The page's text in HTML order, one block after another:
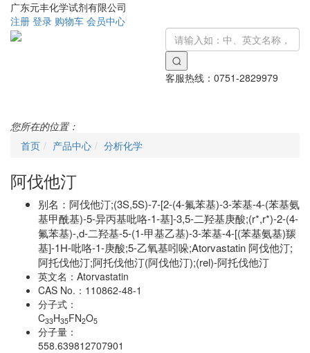
广东元丰化学试剂有限公司
注册 登录 购物车 会员中心
客服热线： 0751-2829979
您所在的位置：
首页
产品中心 分析化学
阿伐他汀
别名： 阿伐他汀;(3S,5S)-7-[2-(4-氟苯基)-3-苯基-4-(苯基氨
基甲酰基)-5-异丙基吡咯-1-基]-3,5-二羟基庚酸;(r*,r*)-2-(4-
氟苯基)-,d-二羟基-5-(1-甲基乙基)-3-苯基-4-[(苯基氨基)羰
基]-1H-吡咯-1-庚酸;5-乙氧基吲哚;Atorvastatin 阿伐他汀;
阿托伐他汀;阿托伐他汀(阿伐他汀);(rel)-阿托伐他汀
英文名： Atorvastatin
CAS No.： 110862-48-1
分子式：
C33H35FN2O5
分子量：
558.639812707901